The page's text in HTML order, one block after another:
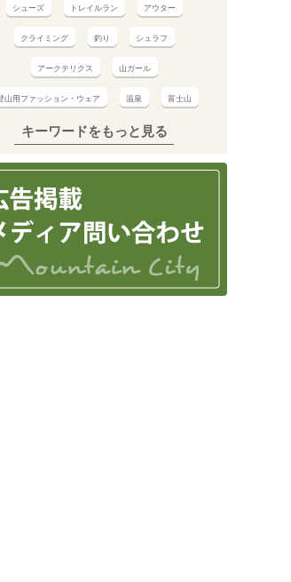
シューズ トレイルラン アウター
クライミング 釣り シュラフ
アークテリクス 山ガール
山用ファッション・ウェア 温泉 富士山
キーワードをもっと見る